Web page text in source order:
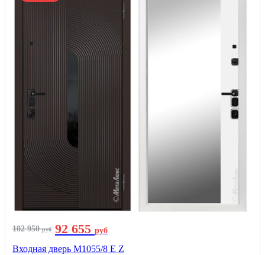
102 950руб 92 655 руб
Входная дверь М1055/8 Е Z